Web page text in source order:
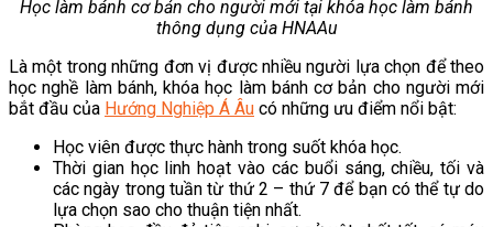
Học làm bánh cơ bản cho người mới tại khóa học làm bánh
thông dụng của HNAAu
Là một trong những đơn vị được nhiều người lựa chọn để theo
học nghề làm bánh, khóa học làm bánh cơ bản cho người mới
bắt đầu của Hướng Nghiệp Á Âu có những ưu điểm nổi bật:
Học viên được thực hành trong suốt khóa học.
Thời gian học linh hoạt vào các buổi sáng, chiều, tối và
các ngày trong tuần từ thứ 2 – thứ 7 để bạn có thể tự do
lựa chọn sao cho thuận tiện nhất.